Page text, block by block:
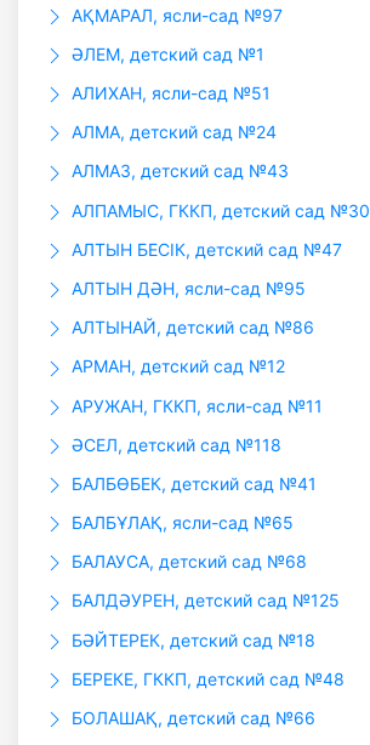
АҚМАРАЛ, ясли-сад №97
ӘЛЕМ, детский сад №1
АЛИХАН, ясли-сад №51
АЛМА, детский сад №24
АЛМАЗ, детский сад №43
АЛПАМЫС, ГККП, детский сад №30
АЛТЫН БЕСIК, детский сад №47
АЛТЫН ДӘН, ясли-сад №95
АЛТЫНАЙ, детский сад №86
АРМАН, детский сад №12
АРУЖАН, ГККП, ясли-сад №11
ӘСЕЛ, детский сад №118
БАЛБӨБЕК, детский сад №41
БАЛБҰЛАҚ, ясли-сад №65
БАЛАУСА, детский сад №68
БАЛДӘУРЕН, детский сад №125
БӘЙТЕРЕК, детский сад №18
БЕРЕКЕ, ГККП, детский сад №48
БОЛАШАҚ, детский сад №66